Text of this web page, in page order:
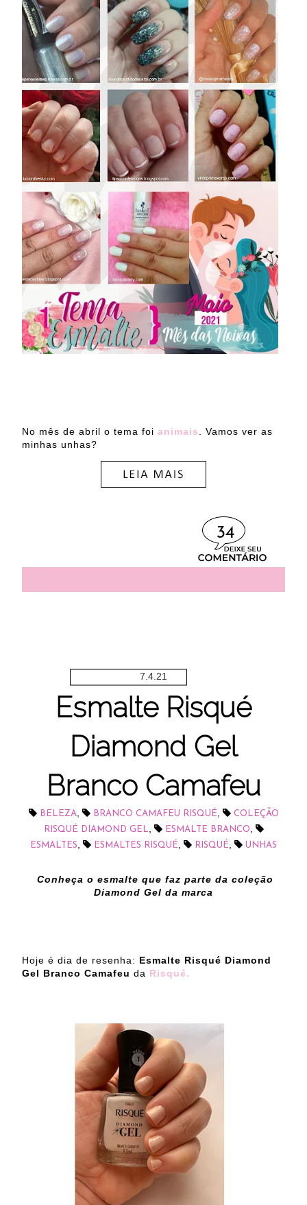
No mês de abril o tema foi animais
. Vamos ver as
minhas unhas?
34
7.4.21
Esmalte Risqué
Diamond Gel
Branco Camafeu
BELEZA BRANCO CAMAFEU RISQUÉ
COLEÇÃO
RISQUÉ DIAMOND GEL
ESMALTE BRANCO
ESMALTES ESMALTES RISQUÉ RISQUÉ UNHAS
Conheça o esmalte que faz parte da coleção
Diamond Gel da marca
Hoje é dia de resenha: Esmalte Risqué Diamond
Gel Branco Camafeu da Risqué.